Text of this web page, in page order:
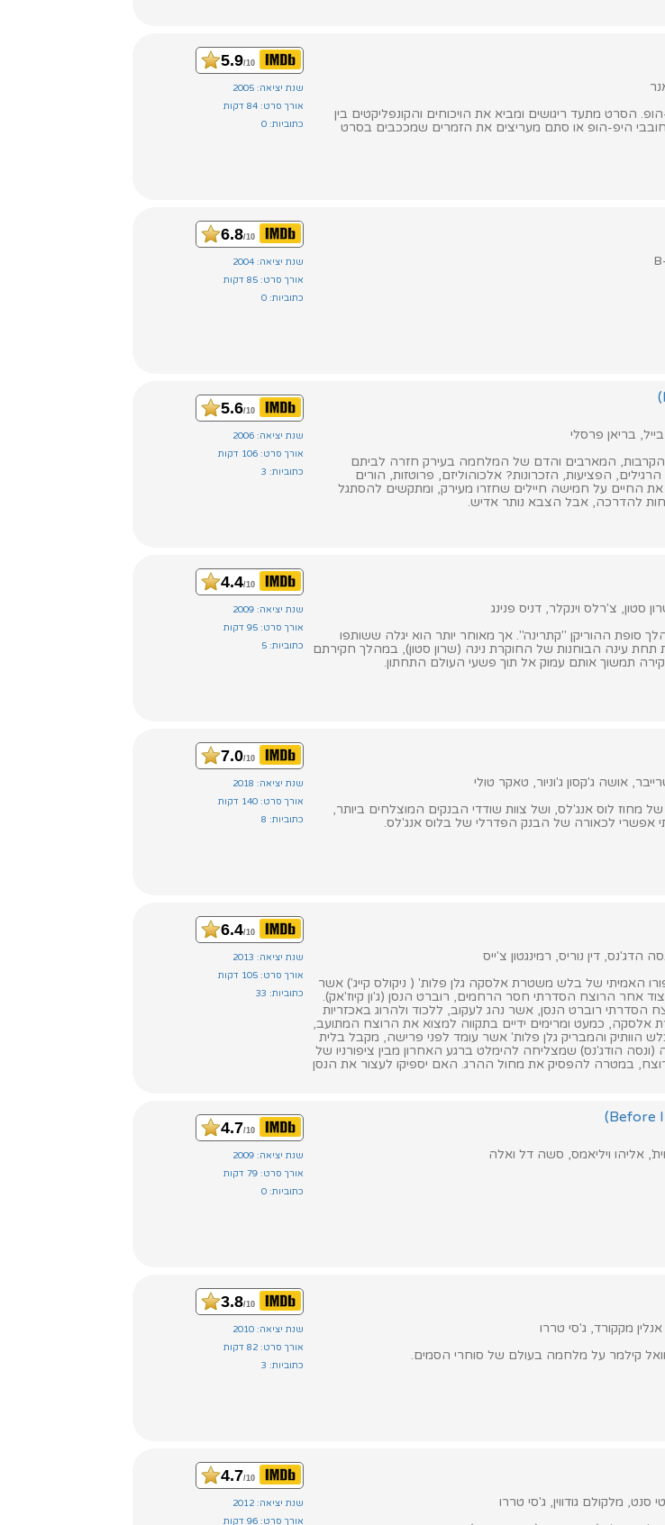
הסרט מתעד ריגושים ומביא את הויכוחים והקונפליקטים בין
היפ-הופ או סתם מעריצים את הזמרים שמככבים בסרט
5.9/10
שנת יציאה: 2005
אורך סרט: 84 דקות
כתוביות: 0
6.8/10
שנת יציאה: 2004
אורך סרט: 85 דקות
כתוביות: 0
בריאן פרסלי
הקרבות, המארבים והדם של המלחמה בעירק חזרה לביתם
הפציעות, הזכרונות? אלכוהוליזם, פרוטזות, הורים
החיים על חמישה חיילים שחזרו מעירק, ומתקשים להסתגל
להדרכה, אבל הצבא נותר אדיש.
5.6/10
שנת יציאה: 2006
אורך סרט: 106 דקות
כתוביות: 3
סטון, צ'רלס וינקלר, דניס פנינג
סופת ההוריקן "קתרינה". אך מאוחר יותר הוא יגלה ששותפו
עינה הבוחנות של החוקרת נינה (שרון סטון), במהלך חקירתם
תמשוך אותם עמוק אל תוך פשעי העולם התחתון.
4.4/10
שנת יציאה: 2009
אורך סרט: 95 דקות
כתוביות: 5
אושה ג'קסון ג'וניור, טאקר טולי
מחוז לוס אנג'לס, ושל צוות שודדי הבנקים המוצלחים ביותר,
אפשרי לכאורה של הבנק הפדרלי של בלוס אנג'לס.
7.0/10
שנת יציאה: 2018
אורך סרט: 140 דקות
כתוביות: 8
הדג'נס, דין נוריס, רמינגטון צ'ייס
האמיתי של בלש משטרת אלסקה גלן פלות' ( ניקולס קייג') אשר
אחר הרוצח הסדרתי חסר הרחמים, רוברט הנסן (ג'ון קיוז'אק).
הסדרתי רוברט הנסן, אשר נהג לעקוב, ללכוד ולהרוג באכזריות
כמעט ומרימים ידיים בתקווה למצוא את הרוצח המתועב,
והמבריק גלן פלות' אשר עומד לפני פרישה, מקבל בלית
הודג'נס) שמצליחה להימלט ברגע האחרון מבין ציפורניו של
במטרה להפסיק את מחול ההרג. האם יספיקו לעצור את הנסן
6.4/10
שנת יציאה: 2013
אורך סרט: 105 דקות
כתוביות: 33
אליהו ויליאמס, סשה דל ואלה
4.7/10
שנת יציאה: 2009
אורך סרט: 79 דקות
כתוביות: 0
מקקורד, ג'סי טררו
3.8/10
שנת יציאה: 2010
אורך סרט: 82 דקות
כתוביות: 3
מלקולם גודווין, ג'סי טררו
4.7/10
שנת יציאה: 2012
אורך סרט: 96 דקות